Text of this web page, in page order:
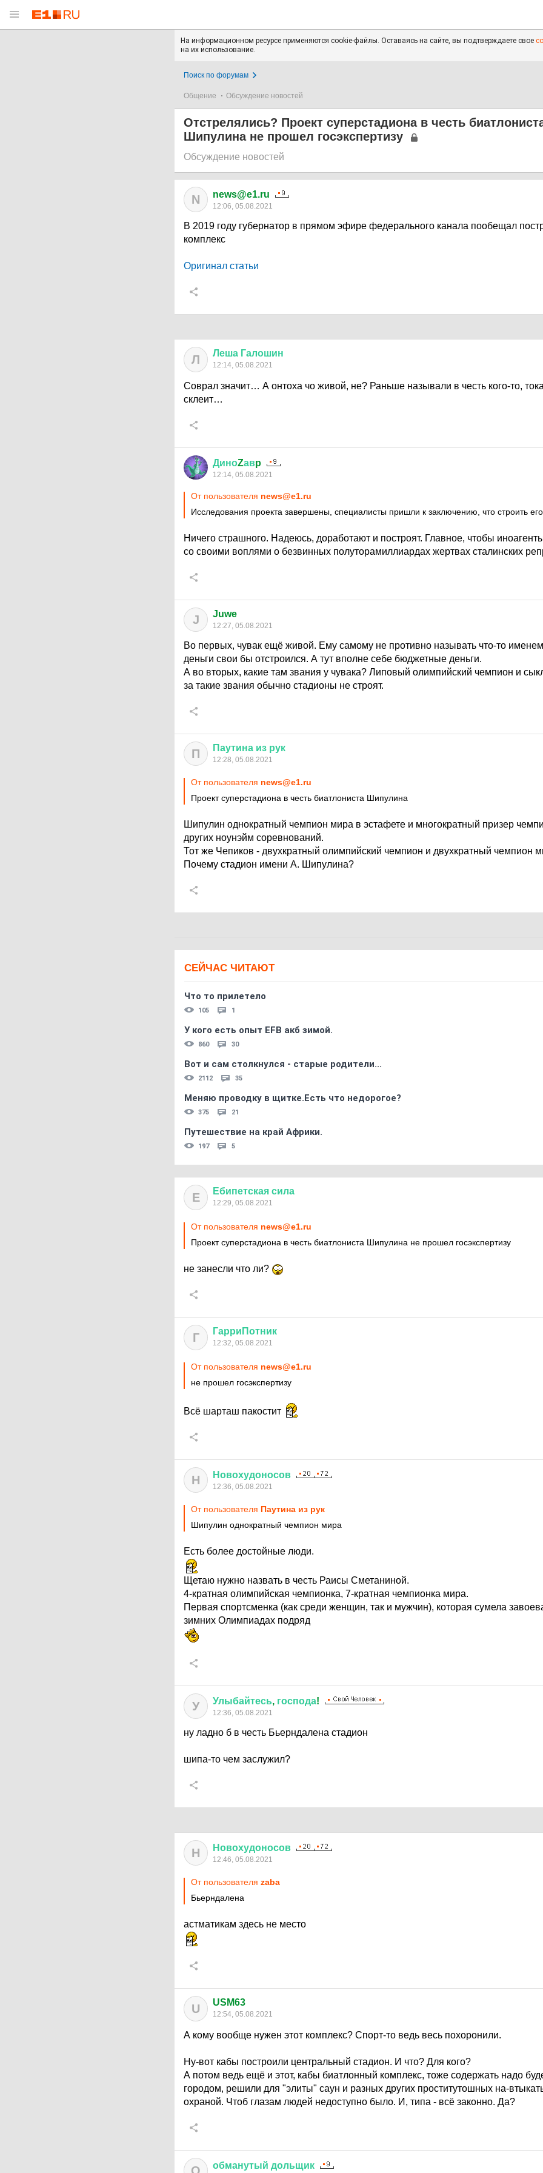
На информационном ресурсе применяются cookie-файлы. Оставаясь на сайте, вы подтверждаете свое
на их использование.
Поиск по форумам
Общение Обсуждение новостей
Отстрелялись? Проект суперстадиона в честь
Шипулина не прошел госэкспертизу
Обсуждение новостей
N news@e1.ru
12:06, 05.08.2021
В 2019 году губернатор в прямом эфире федерального канала пообещал
комплекс
Оригинал статьи
Л Леша Галошин
12:14, 05.08.2021
Соврал значит… А онтоха чо живой, не? Раньше называли в честь кого-то,
склеит…
ДиноZавp
12:14, 05.08.2021
От пользователя news@e1.ru
Исследования проекта завершены, специалисты пришли к заключению, что строить его
Ничего страшного. Надеюсь, доработают и построят. Главное, чтобы
со своими воплями о безвинных полуторамиллиардах жертвах сталинских
J Juwe
12:27, 05.08.2021
Во первых, чувак ещё живой. Ему самому не противно называть что-то
деньги свои бы отстроился. А тут вполне себе бюджетные деньги.
А во вторых, какие там звания у чувака? Липовый олимпийский чемпион и
за такие звания обычно стадионы не строят.
П Паутина из рук
12:28, 05.08.2021
От пользователя news@e1.ru
Проект суперстадиона в честь биатлониста Шипулина
Шипулин однократный чемпион мира в эстафете и многократный призер
других ноунэйм соревнований.
Тот же Чепиков - двухкратный олимпийский чемпион и двухкратный чемпион
Почему стадион имени А. Шипулина?
СЕЙЧАС ЧИТАЮТ
Что то прилетело
105 1
У кого есть опыт EFB акб зимой.
860 30
Вот и сам столкнулся - старые родители...
2112 35
Меняю проводку в щитке.Есть что недорогое?
375 21
Путешествие на край Африки.
197 5
Е Ебипетская сила
12:29, 05.08.2021
От пользователя news@e1.ru
Проект суперстадиона в честь биатлониста Шипулина не прошел госэкспертизу
не занесли что ли?
Г ГарриПотник
12:32, 05.08.2021
От пользователя news@e1.ru
не прошел госэкспертизу
Всё шарташ пакостит
Н Новохудоносов
12:36, 05.08.2021
От пользователя Паутина из рук
Шипулин однократный чемпион мира
Есть более достойные люди.
Щетаю нужно назвать в честь Раисы Сметаниной.
4-кратная олимпийская чемпионка, 7-кратная чемпионка мира.
Первая спортсменка (как среди женщин, так и мужчин), которая сумела
зимних Олимпиадах подряд
У Улыбайтесь, господа!
12:36, 05.08.2021
ну ладно б в честь Бьерндалена стадион
шипа-то чем заслужил?
Н Новохудоносов
12:46, 05.08.2021
От пользователя zaba
Бьерндалена
астматикам здесь не место
U USM63
12:54, 05.08.2021
А кому вообще нужен этот комплекс? Спорт-то ведь весь похоронили.
Ну-вот кабы построили центральный стадион. И что? Для кого?
А потом ведь ещё и этот, кабы биатлонный комплекс, тоже содержать надо
городом, решили для "элиты" саун и разных других проститутошных на-
охраной. Чтоб глазам людей недоступно было. И, типа - всё законно. Да?
обманутый дольщик